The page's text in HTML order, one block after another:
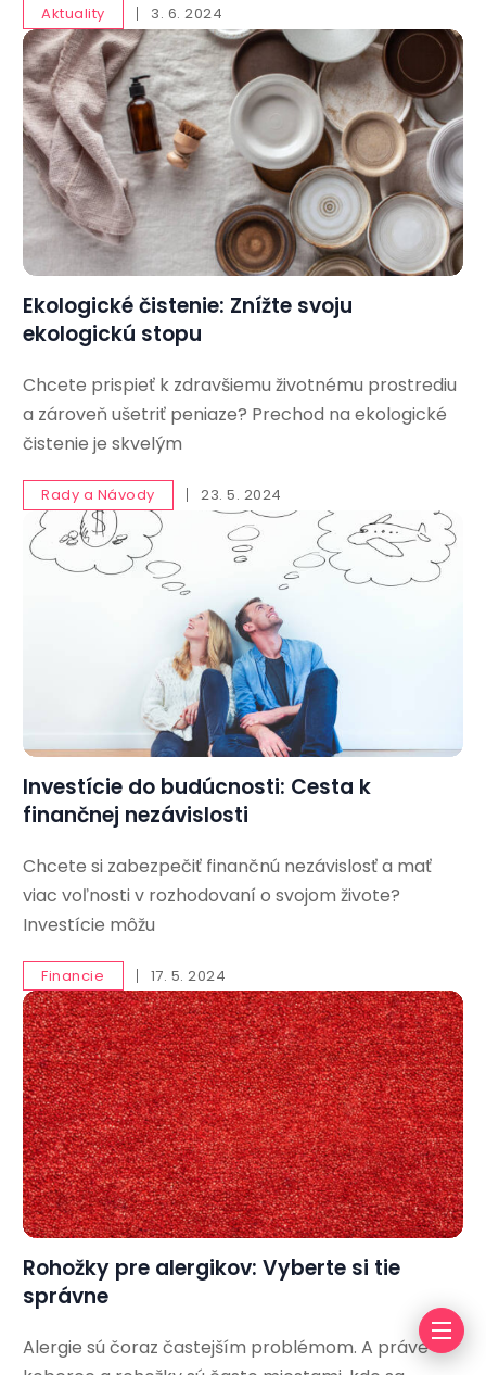
Aktuality 3. 6. 2024
Ekologické čistenie: Znížte svoju
ekologickú stopu
Chcete prispieť k zdravšiemu životnému prostrediu
a zároveň ušetriť peniaze? Prechod na ekologické
čistenie je skvelým
Rady a Návody 23. 5. 2024
Investície do budúcnosti: Cesta k
finančnej nezávislosti
Chcete si zabezpečiť finančnú nezávislosť a mať
viac voľnosti v rozhodovaní o svojom živote?
Investície môžu
Financie 17. 5. 2024
Rohožky pre alergikov: Vyberte si tie
správne
Alergie sú čoraz častejším problémom. A práve